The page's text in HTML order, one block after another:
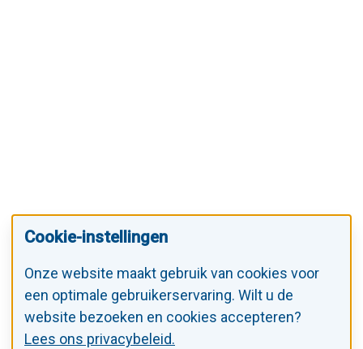
Cookie-instellingen
Onze website maakt gebruik van cookies voor
een optimale gebruikerservaring. Wilt u de
website bezoeken en cookies accepteren?
Lees ons privacybeleid.